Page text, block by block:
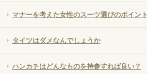
マナーを考えた女性のスーツ選びのポイント
タイツはダメなんでしょうか
ハンカチはどんなものを持参すれば良い？